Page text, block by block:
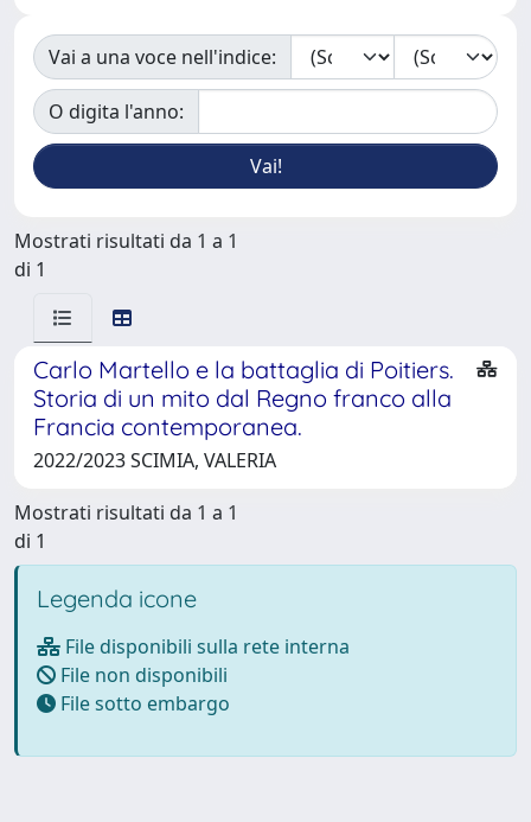
Vai a una voce nell'indice:
O digita l'anno:
Mostrati risultati da 1 a 1
di 1
Carlo Martello e la battaglia di Poitiers.
Storia di un mito dal Regno franco alla
Francia contemporanea.
2022/2023 SCIMIA, VALERIA
Mostrati risultati da 1 a 1
di 1
Legenda icone
File disponibili sulla rete interna
File non disponibili
File sotto embargo